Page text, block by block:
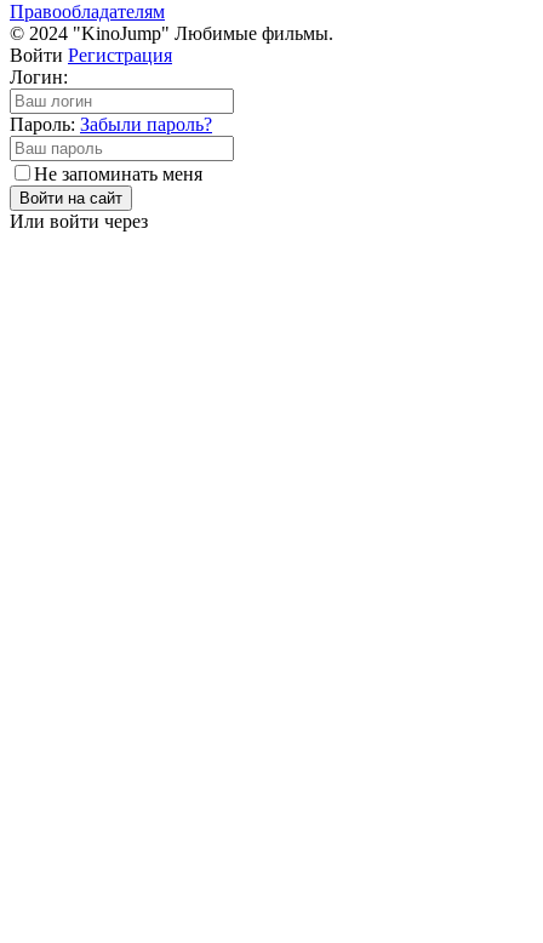
Правообладателям
© 2024 "KinoJump" Любимые фильмы.
Войти Регистрация
Логин:
Пароль: Забыли пароль?
Не запоминать меня
Войти на сайт
Или войти через